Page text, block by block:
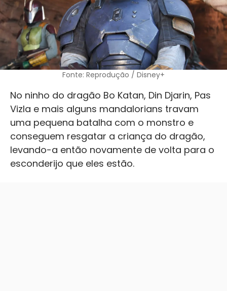
Fonte: Reprodução / Disney+
No ninho do dragão Bo Katan, Din Djarin, Pas
Vizla e mais alguns mandalorians travam
uma pequena batalha com o monstro e
conseguem resgatar a criança do dragão,
levando-a então novamente de volta para o
esconderijo que eles estão.